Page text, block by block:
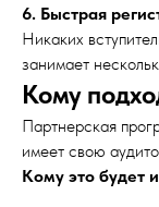
6. Быстрая
Никаких
занимает
Кому
Партнерская
имеет свою
Кому это будет